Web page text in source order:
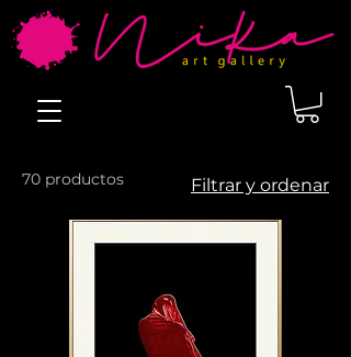
70 productos Filtrar y ordenar